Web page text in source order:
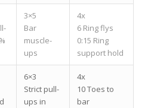
3×5
Bar
muscle-
ups
4x
6 Ring flys
0:15 Ring
support hold
6×3
Strict pull-
ups in
4x
10 Toes to
bar